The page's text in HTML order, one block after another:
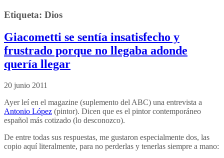
Etiqueta: Dios
Giacometti se sentía insatisfecho y
frustrado porque no llegaba adonde
quería llegar
20 junio 2011
Ayer leí en el magazine (suplemento del ABC) una entrevista a
Antonio López (pintor). Dicen que es el pintor contemporáneo
español más cotizado (lo desconozco).
De entre todas sus respuestas, me gustaron especialmente dos, las
copio aquí literalmente, para no perderlas y tenerlas siempre a mano: